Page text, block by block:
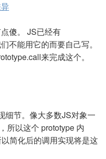
傻。 JS已经有
不能用它的而要自己写。
来完成这个。
细节。像大多数JS对象一
所以这个 prototype 内
简化后的调用实现将是这